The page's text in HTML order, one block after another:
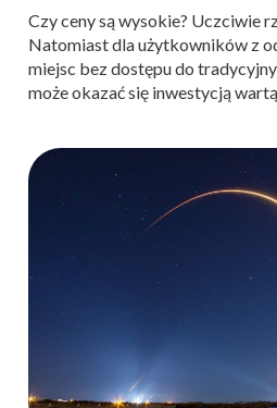
Czy ceny są wysokie? Uczciwie
Natomiast dla użytkowników z
miejsc bez dostępu do
może okazać się inwestycją